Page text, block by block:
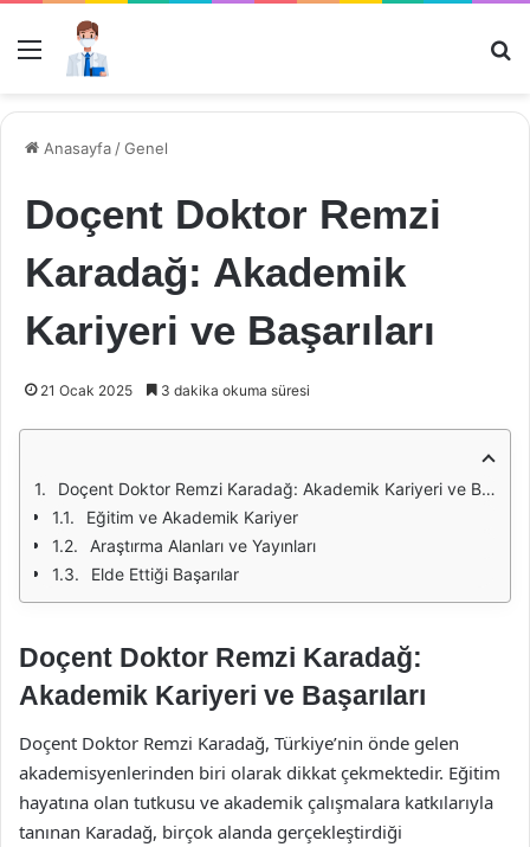
Menü
Anasayfa /Genel
Doçent Doktor Remzi
Karadağ: Akademik
Kariyeri ve Başarıları
21 Ocak 2025 3 dakika okuma süresi
Doçent Doktor Remzi Karadağ: Akademik Kariyeri ve Başarıları
Eğitim ve Akademik Kariyer
Araştırma Alanları ve Yayınları
Elde Ettiği Başarılar
Doçent Doktor Remzi Karadağ:
Akademik Kariyeri ve Başarıları
Doçent Doktor Remzi Karadağ, Türkiye’nin önde gelen
akademisyenlerinden biri olarak dikkat çekmektedir. Eğitim
hayatına olan tutkusu ve akademik çalışmalara katkılarıyla
tanınan Karadağ, birçok alanda gerçekleştirdiği